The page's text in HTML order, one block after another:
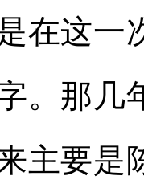
在这一
。那几
主要是